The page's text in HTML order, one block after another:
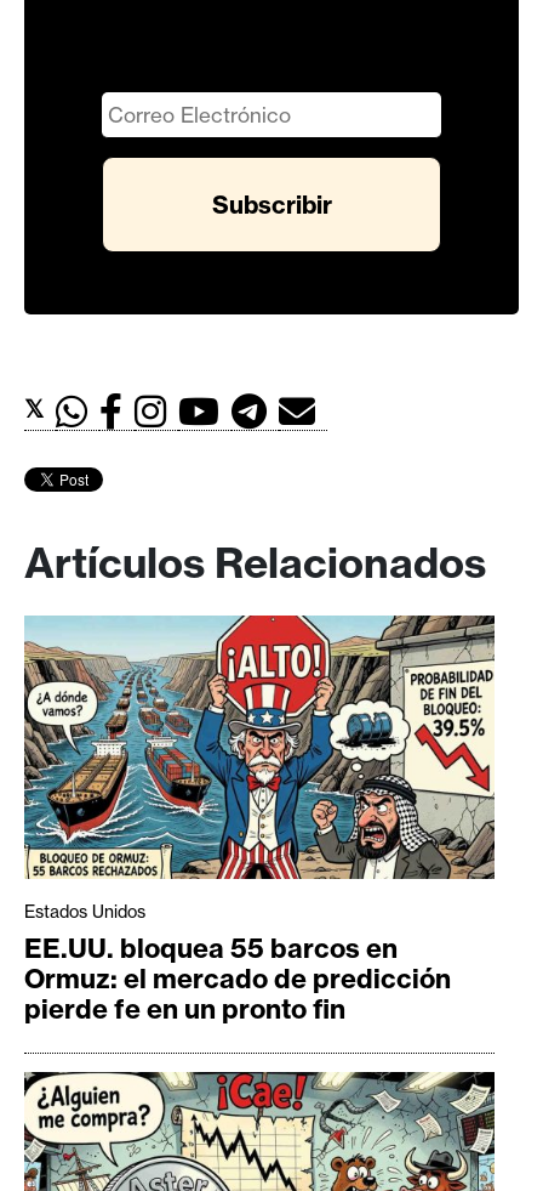
𝕏
Artículos Relacionados
Estados Unidos
EE.UU. bloquea 55 barcos en
Ormuz: el mercado de predicción
pierde fe en un pronto fin